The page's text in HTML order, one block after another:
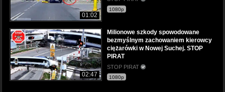
01:02
1080p
02:47
Milionowe szkody spowodowane
bezmyślnym zachowaniem kierowcy
ciężarówki w Nowej Suchej. STOP
PIRAT
STOP PIRAT
1080p